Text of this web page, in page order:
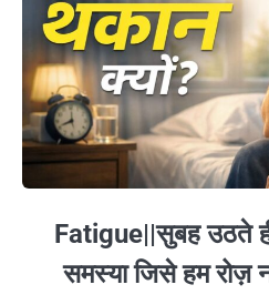
Fatigue||सुबह उठते
समस्या जिसे हम